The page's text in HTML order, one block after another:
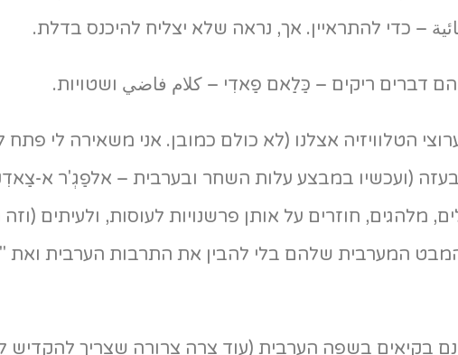
– כדי להתראיין. אך, נראה שלא יצליח להיכנס בדלת.
דברים ריקים – כַּלַאם פַאדִי – كلام فاضي ושטויות.
הטלוויזיה אצלנו (לא כולם כמובן. אני משאירה לי פתח
(ועכשיו במבצע עלות השחר ובערבית – אלפַגְ'ר א-
חוזרים על אותן פרשנויות לעוסות, ולעיתים (וזה
המערבית שלהם בלי להבין את התרבות הערבית
בקיאים בשפה הערבית (עוד צרה צרורה שצריך להקדיש